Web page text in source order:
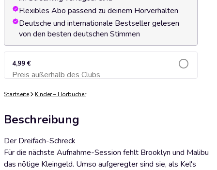
Flexibles Abo passend zu deinem Hörverhalten
Deutsche und internationale Bestseller gelesen
von den besten deutschen Stimmen
4,99 €
Preis außerhalb des ClubsZum Warenkorb hinzufügen
Startseite Kinder – Hörbücher
Beschreibung
Der Dreifach-Schreck
Für die nächste Aufnahme-Session fehlt Brooklyn und Malibu
das nötige Kleingeld. Umso aufgeregter sind sie, als Kel's